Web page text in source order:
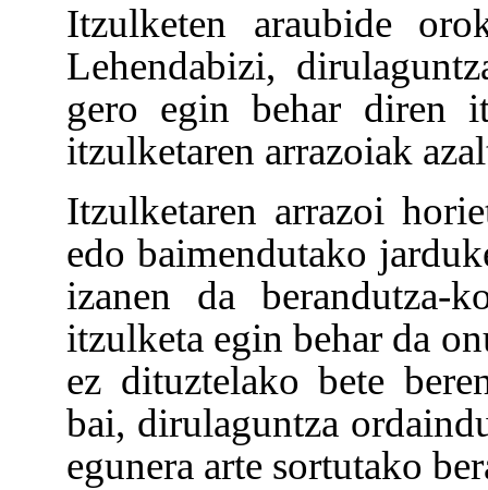
Itzulketen araubide
Lehendabizi,
gero egin behar diren
itzulketaren arrazoiak
Itzulketaren arrazoi
edo baimendutako
izanen da berandutza-
itzulketa egin behar da
ez dituztelako bete
bai, dirulaguntza
egunera arte sortutako